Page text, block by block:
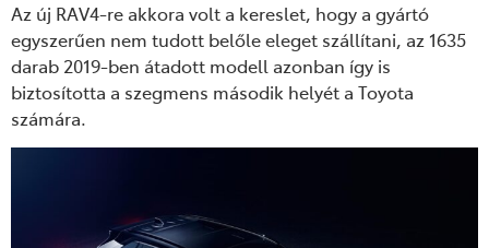
Az új RAV4-re akkora volt a kereslet, hogy a gyártó
egyszerűen nem tudott belőle eleget szállítani, az 1635
darab 2019-ben átadott modell azonban így is
biztosította a szegmens második helyét a Toyota
számára.